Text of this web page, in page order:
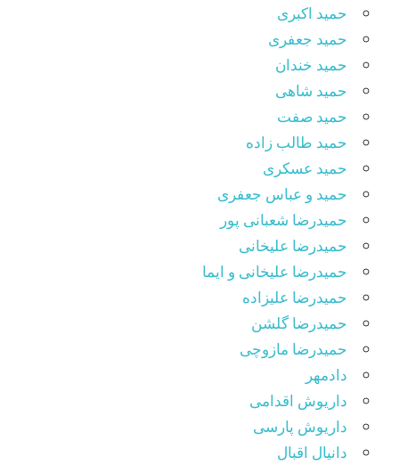
حمید اکبری
حمید جعفری
حمید خندان
حمید شاهی
حمید صفت
حمید طالب زاده
حمید عسکری
حمید و عباس جعفری
حمیدرضا شعبانی پور
حمیدرضا علیخانی
حمیدرضا علیخانی و ایما
حمیدرضا علیزاده
حمیدرضا گلشن
حمیدرضا مازوچی
دادمهر
داریوش اقدامی
داریوش پارسی
دانیال اقبال